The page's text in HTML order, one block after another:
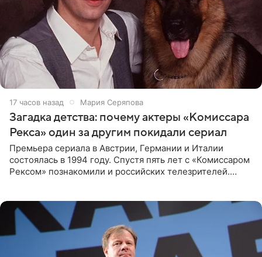
17 часов назад Мария Серяпова
Загадка детства: почему актеры «Комиссара
Рекса» один за другим покидали сериал
Премьера сериала в Австрии, Германии и Италии
состоялась в 1994 году. Спустя пять лет с «Комиссаром
Рексом» познакомили и российских телезрителей.